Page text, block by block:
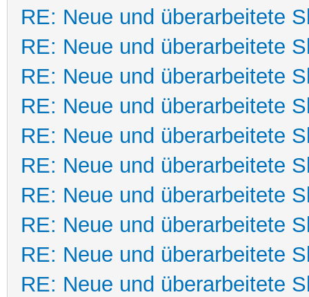
RE: Neue und überarbeitete
RE: Neue und überarbeitete
RE: Neue und überarbeitete
RE: Neue und überarbeitete
RE: Neue und überarbeitete
RE: Neue und überarbeitete
RE: Neue und überarbeitete
RE: Neue und überarbeitete
RE: Neue und überarbeitete
RE: Neue und überarbeitete